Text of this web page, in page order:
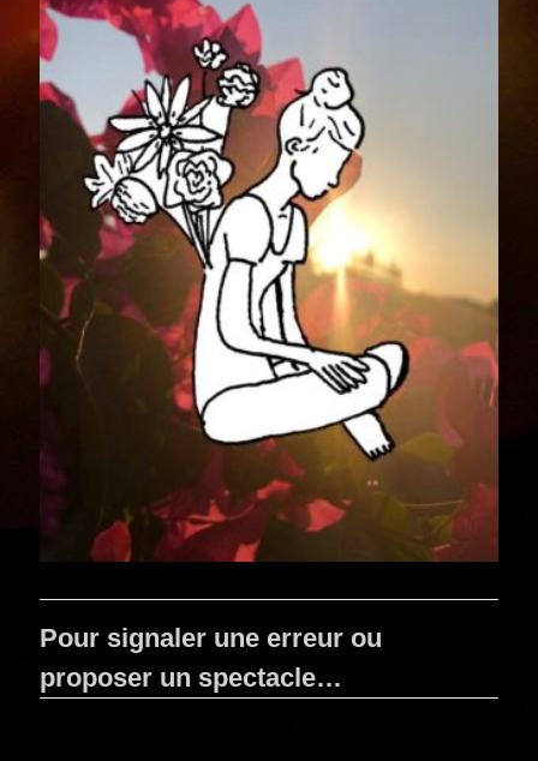
Pour signaler une erreur ou
proposer un spectacle…